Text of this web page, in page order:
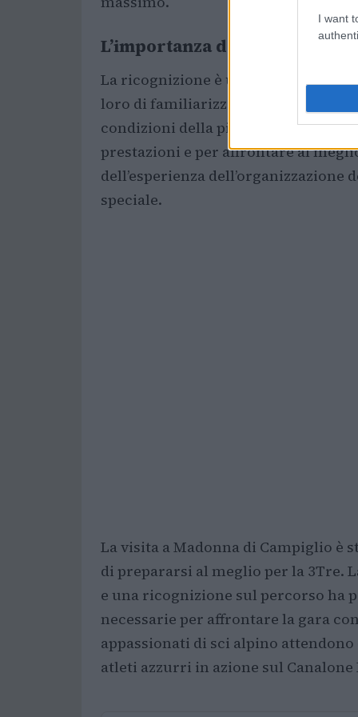
I want
L’importanza della
La ricognizione è un momento
loro di familiarizzare con il
condizioni della pista. Questo tipo
prestazioni e per affrontare al
dell’esperienza
speciale.
La visita a Madonna di Campiglio è
di prepararsi al meglio per la 3Tre.
e una ricognizione sul percorso ha
necessarie per affrontare la gara
appassionati di sci alpino
atleti azzurri in azione sul